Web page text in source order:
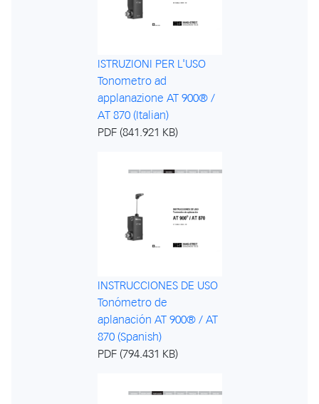
ISTRUZIONI PER L'USO
Tonometro ad
applanazione AT 900® /
AT 870 (Italian)
PDF (841.921 KB)
INSTRUCCIONES DE USO
Tonómetro de
aplanación AT 900® / AT
870 (Spanish)
PDF (794.431 KB)